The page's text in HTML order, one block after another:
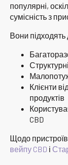
популярні,
сумісність з
Вони підходять
Клієнти
продуктів
CBD
Щодо
вейпу CBD і